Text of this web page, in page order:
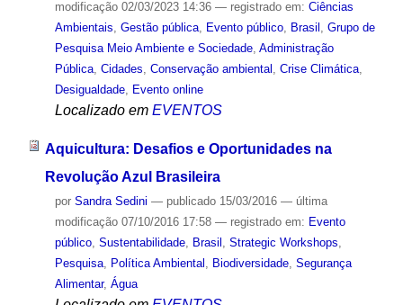
modificação02/03/2023 14:36 — registrado em: Ciências
Ambientais Gestão pública, Evento público, Brasil
Grupo de
Pesquisa Meio Ambiente e Sociedade, Administração
Pública, Cidades Conservação ambiental Crise Climática,
Desigualdade, Evento online
Localizado em EVENTOS
Aquicultura: Desafios e Oportunidades na
Revolução Azul Brasileira
por Sandra Sedini — publicado15/03/2016 — última
modificação07/10/2016 17:58 — registrado em: Evento
público, Sustentabilidade, Brasil Strategic Workshops
Pesquisa, Política Ambiental Biodiversidade, Segurança
Alimentar, Água